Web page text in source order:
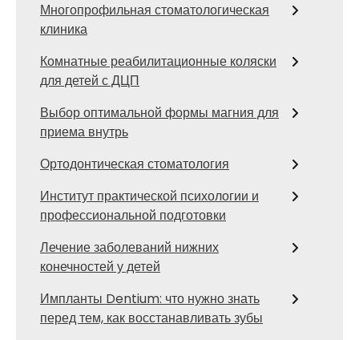
Многопрофильная стоматологическая
клиника
Комнатные реабилитационные коляски
для детей с ДЦП
Выбор оптимальной формы магния для
приема внутрь
Ортодонтическая стоматология
Институт практической психологии и
профессиональной подготовки
Лечение заболеваний нижних
конечностей у детей
Импланты Dentium: что нужно знать
перед тем, как восстанавливать зубы